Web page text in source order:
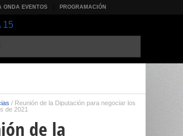
ONDA EVENTOS PROGRAMACIÓN
/ Reunión de la Diputación para negociar los
de 2021
de la